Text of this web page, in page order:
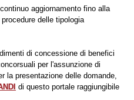
aggiornamento fino alla
delle tipologia
di concessione di benefici
per l'assunzione di
la presentazione delle domande,
di questo portale raggiungibile